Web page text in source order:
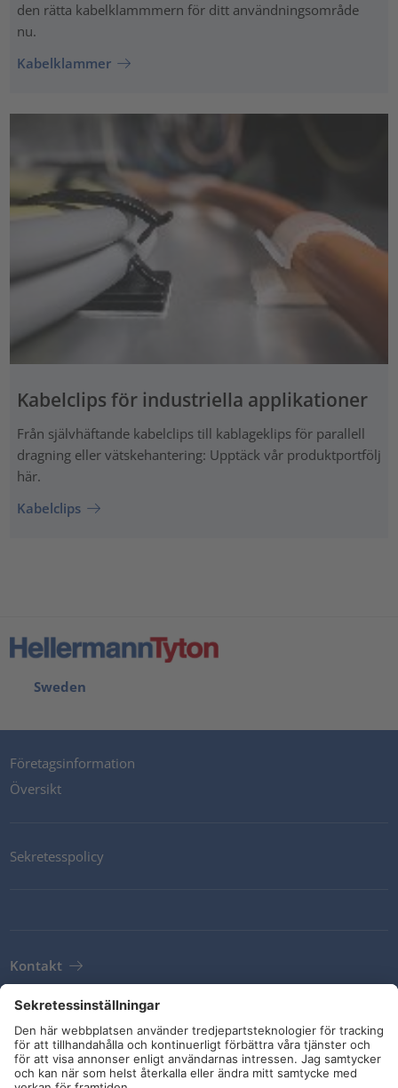
den rätta kabelklammmern för ditt användningsområde
nu.
Kabelklammer
Kabelclips för industriella applikationer
Från självhäftande kabelclips till kablageklips för parallell
dragning eller vätskehantering: Upptäck vår produktportfölj
här.
Kabelclips
Sweden
Företagsinformation
Översikt
Sekretesspolicy
Kontakt
Leveransvillkor